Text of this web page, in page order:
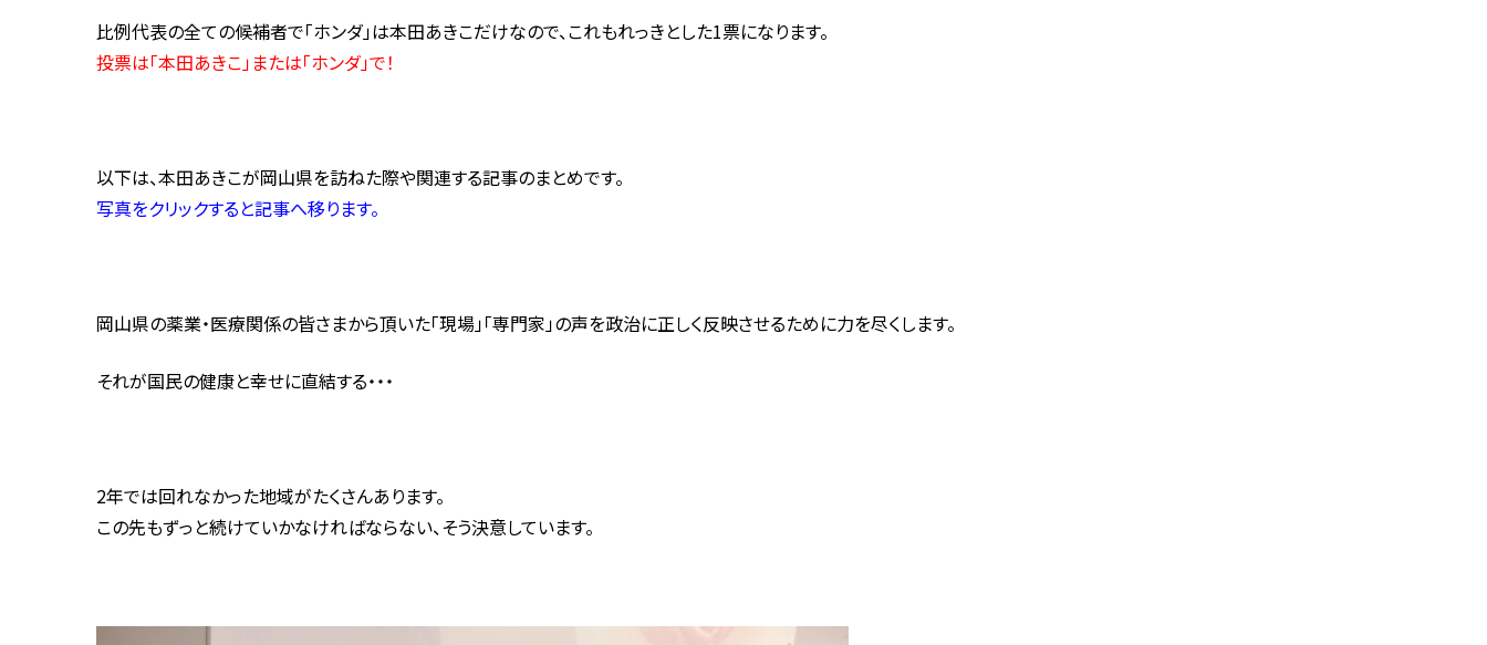
比例代表の全ての候補者で「ホンダ」は本田あきこだけなので、これもれっきとした1票になります。
投票は「本田あきこ」または「ホンダ」で！
以下は、本田あきこが岡山県を訪ねた際や関連する記事のまとめです。
写真をクリックすると記事へ移ります。
岡山県の薬業・医療関係の皆さまから頂いた「現場」「専門家」の声を政治に正しく反映させるために力を尽くします。
それが国民の健康と幸せに直結する・・・
2年では回れなかった地域がたくさんあります。
この先もずっと続けていかなければならない、そう決意しています。